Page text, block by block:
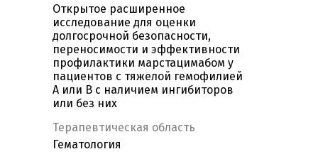
Открытое расширенное
исследование для оценки
долгосрочной безопасности,
переносимости и эффективности
профилактики марстацимабом у
пациентов с тяжелой гемофилией
А или В с наличием ингибиторов
или без них
Терапевтическая область
Гематология